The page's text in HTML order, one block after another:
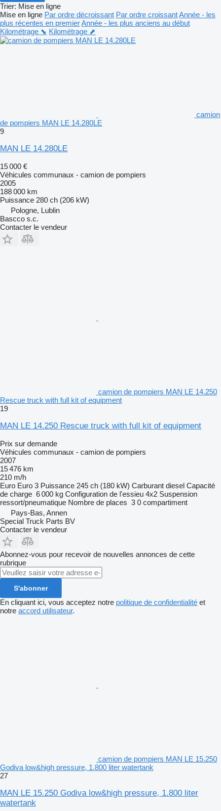
Trier: Mise en ligne
Mise en ligne Par ordre décroissant Par ordre croissantAnnée - les
plus récentes en premierAnnée - les plus anciens au début
Kilométrage ⬊ Kilométrage ⬈
camion
de pompiers MAN LE 14.280LE
9
MAN LE 14.280LE
15 000 €
Véhicules communaux - camion de pompiers
2005
188 000 km
Puissance 280 ch (206 kW)
Pologne, Lublin
Bascco s.c.
Contacter le vendeur
camion de pompiers MAN LE 14.250
Rescue truck with full kit of equipment
19
MAN LE 14.250 Rescue truck with full kit of equipment
Prix sur demande
Véhicules communaux - camion de pompiers
2007
15 476 km
210 m/h
Euro Euro 3 Puissance 245 ch (180 kW) Carburant diesel Capacité
de charge 6 000 kg Configuration de l'essieu 4x2 Suspension
ressort/pneumatique Nombre de places 3 0 compartiment
Pays-Bas, Annen
Special Truck Parts BV
Contacter le vendeur
Abonnez-vous pour recevoir de nouvelles annonces de cette
rubrique
S'abonner
En cliquant ici, vous acceptez notre politique de confidentialité et
notre accord utilisateur.
camion de pompiers MAN LE 15.250
Godiva low&high pressure, 1.800 liter watertank
27
MAN LE 15.250 Godiva low&high pressure, 1.800 liter
watertank